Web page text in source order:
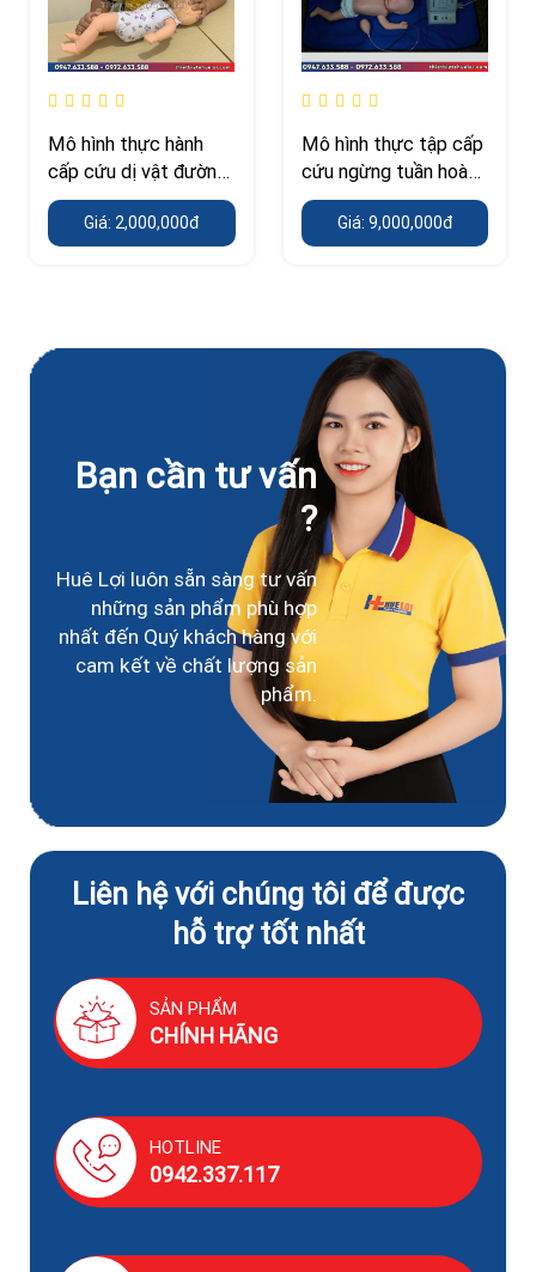
Mô hình thực hành
cấp cứu dị vật đường
thở ở trẻ em
Giá: 2,000,000đ
Mô hình thực tập cấp
cứu ngừng tuần hoàn
trên trẻ sơ sinh
Giá: 9,000,000đ
Bạn cần tư vấn
?
Huê Lợi luôn sẵn sàng tư vấn
những sản phẩm phù hợp
nhất đến Quý khách hàng với
cam kết về chất lượng sản
phẩm.
Liên hệ với chúng tôi để được
hỗ trợ tốt nhất
SẢN PHẨM
CHÍNH HÃNG
HOTLINE
0942.337.117